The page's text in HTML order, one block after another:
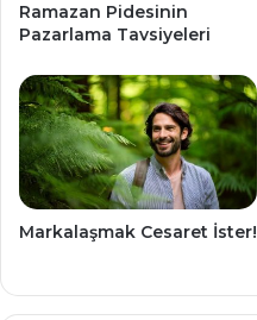
Ramazan Pidesinin
Pazarlama Tavsiyeleri
Markalaşmak Cesaret İster!